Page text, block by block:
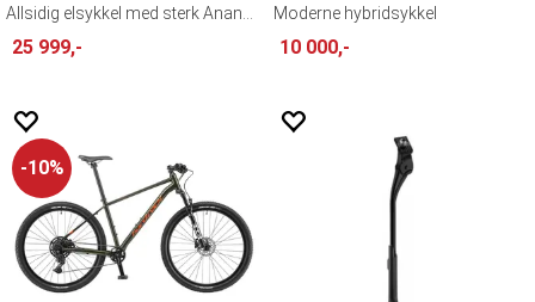
25 999,-
Moderne hybridsykkel
10 000,-
10%